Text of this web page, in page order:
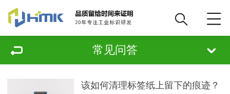
常见问答
该如何清理标签纸上留下的痕迹？